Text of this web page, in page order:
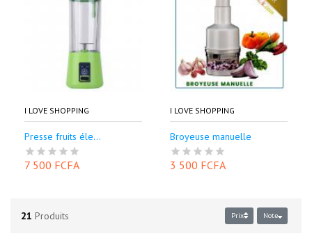
I LOVE SHOPPING
Presse fruits éle...
7 500 FCFA
I LOVE SHOPPING
Broyeuse manuelle
3 500 FCFA
21 Produits Prix Note